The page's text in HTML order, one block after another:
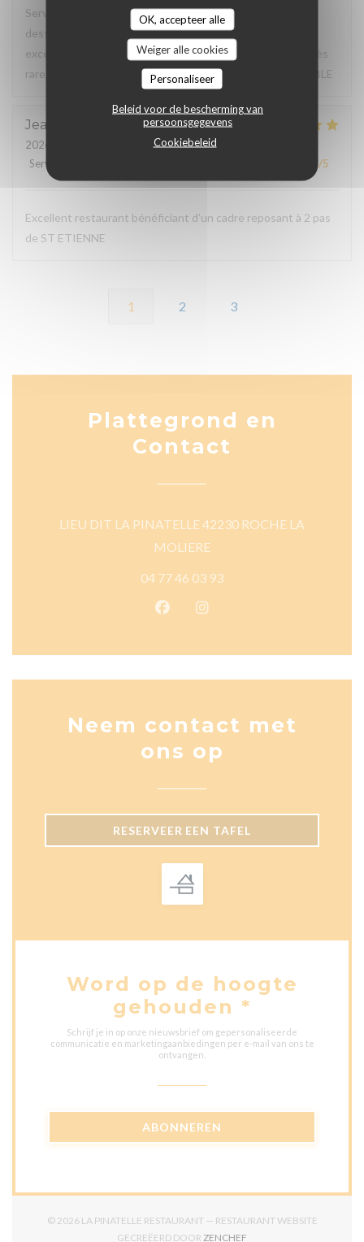
OK, accepteer alle
Weiger alle cookies
Personaliseer
Beleid voor de bescherming van
persoonsgegevens
Cookiebeleid
Service à l'assiette super bien présentée de l'entrée au
dessert. Déjeuner en terrasse très agréable, service
excellent, à souligner serviettes de table en tissu (c'est très
rare de nos jours pour un menu du jour) TRES BONNE TABLE
Jean Marc
2026-07-31
- 20:15 - Gasten 3
Service
5/5
Excellent restaurant bénéficiant d’un cadre reposant à 2 pas
de ST ETIENNE
1 2 3
Plattegrond en
Contact
LIEU DIT LA PINATELLE 42230 ROCHE LA
MOLIERE((opent in een nieuw
04 77 46 03 93
Facebook ((opent in een nieuw
Instagram ((opent in een
Neem contact met
ons op
RESERVEER EEN TAFEL
Word op de hoogte
gehouden *
Schrijf je in op onze nieuwsbrief om gepersonaliseerde
communicatie en marketingaanbiedingen per e-mail van ons te
ontvangen.
ABONNEREN
© 2026 LA PINATELLE RESTAURANT — RESTAURANT WEBSITE
GECREËERD DOOR ZENCHEF